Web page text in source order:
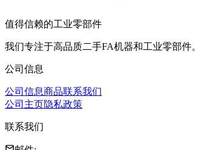
值得信赖的工业零部件
我们专注于高品质二手FA机器和工业零部件。
公司信息
公司信息商品联系我们
公司主页隐私政策
联系我们